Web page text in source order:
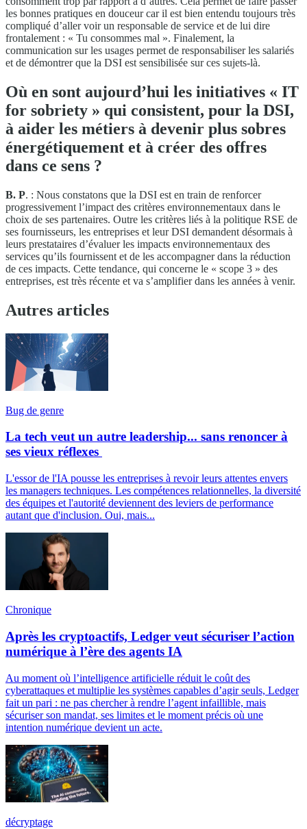
les bonnes pratiques en douceur car il est bien entendu toujours très
compliqué d’aller voir un responsable de service et de lui dire
frontalement : « Tu consommes mal ». Finalement, la
communication sur les usages permet de responsabiliser les salariés
et de démontrer que la DSI est sensibilisée sur ces sujets-là.
Où en sont aujourd’hui les initiatives « IT
for sobriety » qui consistent, pour la DSI,
à aider les métiers à devenir plus sobres
énergétiquement et à créer des offres
dans ce sens ?
B. P. : Nous constatons que la DSI est en train de renforcer
progressivement l’impact des critères environnementaux dans le
choix de ses partenaires. Outre les critères liés à la politique RSE de
ses fournisseurs, les entreprises et leur DSI demandent désormais à
leurs prestataires d’évaluer les impacts environnementaux des
services qu’ils fournissent et de les accompagner dans la réduction
de ces impacts. Cette tendance, qui concerne le « scope 3 » des
entreprises, est très récente et va s’amplifier dans les années à venir.
Autres articles
Bug de genre
La tech veut un autre leadership... sans renoncer à
ses vieux réflexes
L'essor de l'IA pousse les entreprises à revoir leurs attentes envers
les managers techniques. Les compétences relationnelles, la diversité
des équipes et l'autorité deviennent des leviers de performance
autant que d'inclusion. Oui, mais...
Chronique
Après les cryptoactifs, Ledger veut sécuriser l’action
numérique à l’ère des agents IA
Au moment où l’intelligence artificielle réduit le coût des
cyberattaques et multiplie les systèmes capables d’agir seuls, Ledger
fait un pari : ne pas chercher à rendre l’agent infaillible, mais
sécuriser son mandat, ses limites et le moment précis où une
intention numérique devient un acte.
décryptage